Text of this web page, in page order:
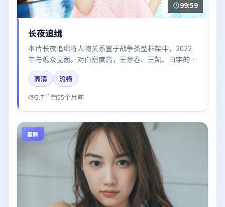
99:59
长夜追缉
本片长夜追缉将人物关系置于战争类型框架中，2022
年与观众见面。对白密度高，王景春、王凯、白宇的台
词节奏值得关注；整体气质偏韩国都市与冷色调摄影。
高清
流畅
5.7千
55个月前
最新